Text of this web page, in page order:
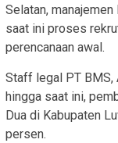
Selatan,
saat ini proses
perencanaan awal.
Staff legal PT BMS,
hingga saat ini,
Dua di Kabupaten
persen.